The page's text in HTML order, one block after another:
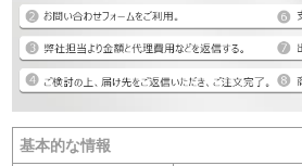
基本的な情報